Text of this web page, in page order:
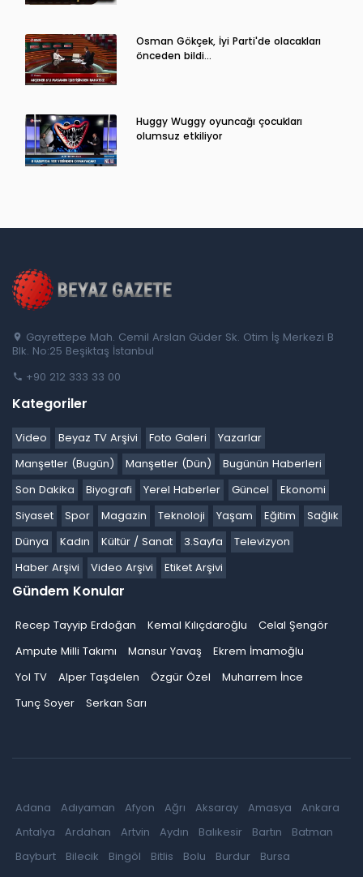
Osman Gökçek, İyi Parti'de olacakları
önceden bildi...
Huggy Wuggy oyuncağı çocukları
olumsuz etkiliyor
Gayrettepe Mah. Cemil Arslan Güder Sk. Otim İş Merkezi B
Blk. No:25 Beşiktaş İstanbul
+90 212 333 33 00
Kategoriler
Video Beyaz TV Arşivi Foto Galeri
Yazarlar
Manşetler (Bugün)
Manşetler (Dün)
Bugünün Haberleri
Son Dakika
Biyografi Yerel Haberler Güncel
Ekonomi
Siyaset
Spor Magazin Teknoloji Yaşam Eğitim
Sağlık
Dünya
Kadın Kültür / Sanat 3.Sayfa
Televizyon
Haber Arşivi
Video Arşivi Etiket Arşivi
Gündem Konular
Recep Tayyip Erdoğan Kemal Kılıçdaroğlu
Celal Şengör
Ampute Milli Takımı
Mansur Yavaş
Ekrem İmamoğlu
Yol TV
Alper Taşdelen Özgür Özel
Muharrem İnce
Tunç Soyer
Serkan Sarı
Adana Adıyaman Afyon Ağrı Aksaray Amasya
Ankara
Antalya
Ardahan Artvin Aydın Balıkesir Bartın
Batman
Bayburt
Bilecik Bingöl Bitlis Bolu Burdur
Bursa